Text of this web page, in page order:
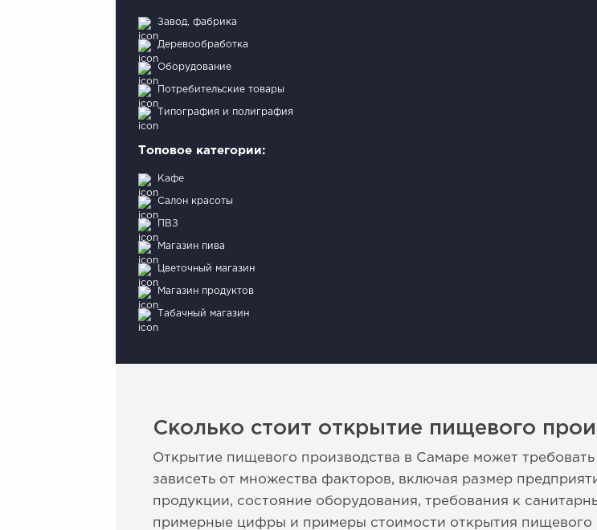
Завод, фабрика
Деревообработка
Оборудование
Потребительские товары
Типография и полиграфия
Топовое категории:
Кафе
Салон красоты
ПВЗ
Магазин пива
Цветочный магазин
Магазин продуктов
Табачный магазин
Сколько стоит открытие пищевого
Открытие пищевого производства в Самаре может
зависеть от множества факторов, включая размер
продукции, состояние оборудования, требования к
примерные цифры и примеры стоимости открытия пищевого